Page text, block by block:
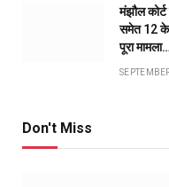
मंझौल कोर्ट
समेत 12 के
पूरा मामला…
Don't Miss